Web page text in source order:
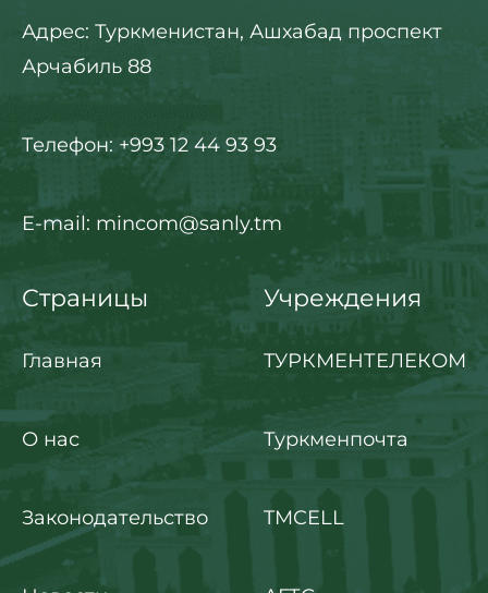
Адрес: Туркменистан, Ашхабад проспект
Арчабиль 88
Телефон: +993 12 44 93 93
E-mail: mincom@sanly.tm
Страницы
Главная
О нас
Законодательство
Учреждения
ТУРКМЕНТЕЛЕКОМ
Туркменпочта
TMCELL